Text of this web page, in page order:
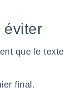
éviter
que le texte
final.